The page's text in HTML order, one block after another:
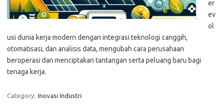
er
ev
ol
usi dunia kerja modern dengan integrasi teknologi canggih,
otomatisasi, dan analisis data, mengubah cara perusahaan
beroperasi dan menciptakan tantangan serta peluang baru bagi
tenaga kerja.
Category: Inovasi Industri